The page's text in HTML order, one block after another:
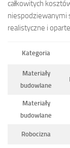
całkowitych
niespodziewanymi
realistyczne i
Kategoria
Materiały
budowlane
Materiały
budowlane
Robocizna